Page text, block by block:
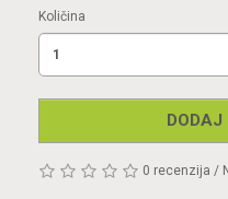
Količina
DODAJ
0 recenzija /